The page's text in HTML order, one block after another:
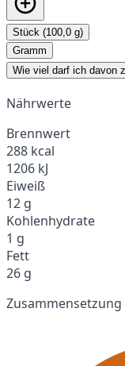
Stück (100,0 g)
Gramm
Wie viel darf ich davon
Nährwerte
Brennwert
288 kcal
1206 kJ
Eiweiß
12 g
Kohlenhydrate
1 g
Fett
26 g